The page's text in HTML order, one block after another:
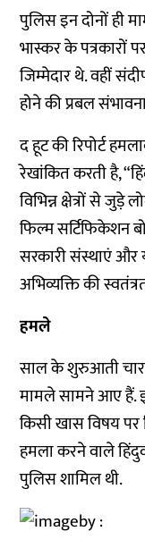
पुलिस इन दोनों ही
भास्कर के पत्रकारों
जिम्मेदार थे. वहीं
होने की प्रबल
द हूट की रिपोर्ट
रेखांकित करती है,
विभिन्न क्षेत्रों से जुड़े
फिल्म सर्टिफिकेशन
सरकारी संस्थाएं और
अभिव्यक्ति की
हमले
साल के शुरुआती चार
मामले सामने आए हैं.
किसी खास विषय पर
हमला करने वाले
पुलिस शामिल थी.